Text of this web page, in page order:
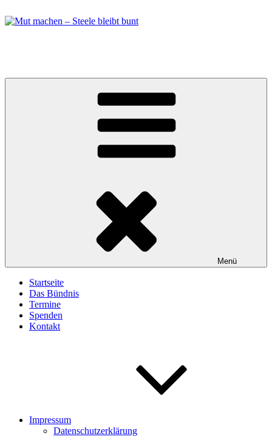
Inhalt
Menü
Startseite
Das Bündnis
Termine
Spenden
Kontakt
Impressum
Datenschutzerklärung